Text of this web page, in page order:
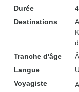
Durée
Destinations
Tranche d'âge
Langue
Voyagiste